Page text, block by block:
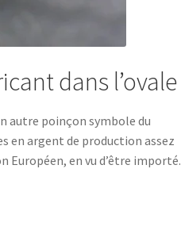
dans l’ovale
autre poinçon symbole du
en argent de production assez
Européen, en vu d’être importé.